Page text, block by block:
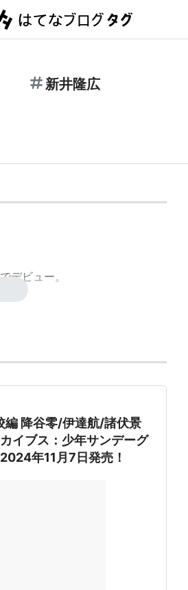
新井隆広
デビュー。
ンデー2006年36・37合併号〜
サン2013年10月号〜2016年6
〜）
編 降谷零/伊達航/諸伏景
イブス：少年サンデーグ
年11月7日発売！